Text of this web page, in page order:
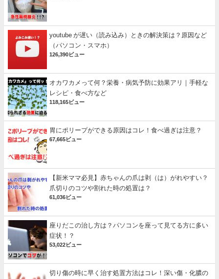
youtube が遅い（読み込み）ときの解決策は？原因など
（パソコン・スマホ）
126,390ビュー
オカワカメって何？栄養・病気予防に効果アリ｜手軽な
レシピ・食べ方など
118,165ビュー
胃にポリープができる原因はコレ！食べ過ぎは注意？
67,665ビュー
【新米ママ必見】赤ちゃんの爪は剥（は）がれやすい？
爪切りのコツや割れた時の処置は？
61,036ビュー
座りだこの治し方は？パソコンを座って見てる方に多い
症状！？
53,022ビュー
切り傷の時に早く治す処置方法はコレ！深い傷・化膿の